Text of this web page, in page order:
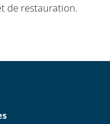
de restauration.